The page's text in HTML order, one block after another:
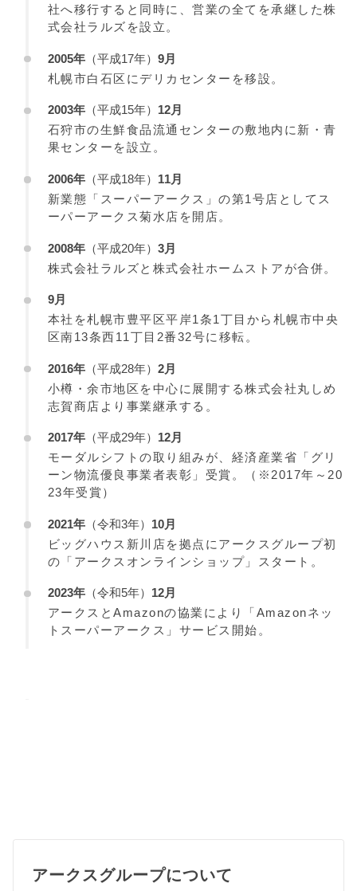
社へ移行すると同時に、営業の全てを承継した株
式会社ラルズを設立。
2005年（平成17年） 9月
札幌市白石区にデリカセンターを移設。
2003年（平成15年） 12月
石狩市の生鮮食品流通センターの敷地内に新・青
果センターを設立。
2006年（平成18年） 11月
新業態「スーパーアークス」の第1号店としてス
ーパーアークス菊水店を開店。
2008年（平成20年） 3月
株式会社ラルズと株式会社ホームストアが合併。
9月
本社を札幌市豊平区平岸1条1丁目から札幌市中央
区南13条西11丁目2番32号に移転。
2016年（平成28年） 2月
小樽・余市地区を中心に展開する株式会社丸しめ
志賀商店より事業継承する。
2017年（平成29年） 12月
モーダルシフトの取り組みが、経済産業省「グリ
ーン物流優良事業者表彰」受賞。（※2017年～20
23年受賞）
2021年（令和3年） 10月
ビッグハウス新川店を拠点にアークスグループ初
の「アークスオンラインショップ」スタート。
2023年（令和5年） 12月
アークスとAmazonの協業により「Amazonネッ
トスーパーアークス」サービス開始。
アークスグループについて